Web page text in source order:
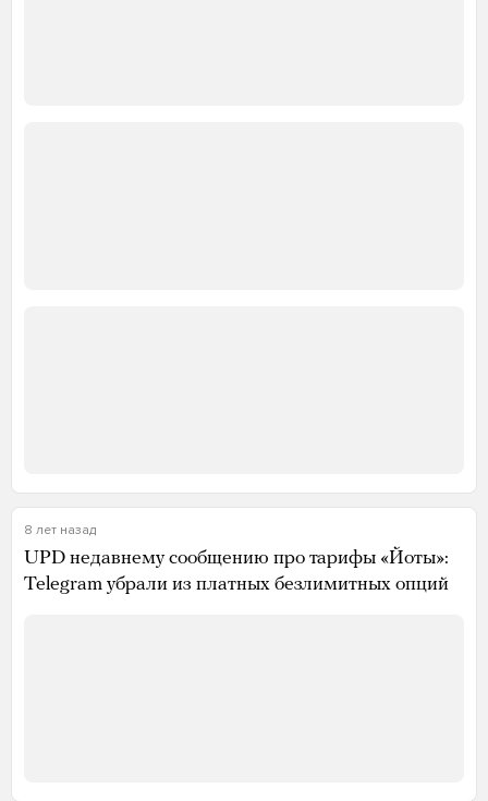
8 лет назад
UPD недавнему сообщению про тарифы «Йоты»:
Telegram убрали из платных безлимитных опций